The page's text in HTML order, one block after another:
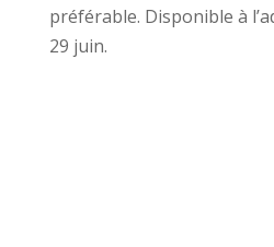
préférable. Disponible à
29 juin.